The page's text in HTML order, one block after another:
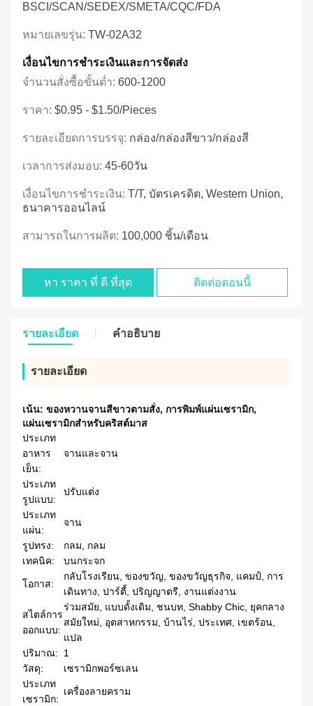
BSCI/SCAN/SEDEX/SMETA/CQC/FDA
หมายเลขรุ่น: TW-02A32
เงื่อนไขการชําระเงินและการจัดส่ง
จำนวนสั่งซื้อขั้นต่ำ: 600-1200
ราคา: $0.95 - $1.50/pieces
รายละเอียดการบรรจุ: กล่อง/กล่องสีขาว/กล่องสี
เวลาการส่งมอบ: 45-60วัน
เงื่อนไขการชำระเงิน: T/T, บัตรเครดิต, Western Union,
ธนาคารออนไลน์
สามารถในการผลิต: 100,000 ชิ้น/เดือน
หา ราคา ที่ ดี ที่สุด ติดต่อตอนนี้
รายละเอียด คําอธิบาย
รายละเอียด
เน้น: ของหวานจานสีขาวตามสั่ง, การพิมพ์แผ่นเซรามิก,
แผ่นเซรามิกสําหรับคริสต์มาส
ประเภท
อาหาร
เย็น:
จานและจาน
ประเภท
รูปแบบ:
ปรับแต่ง
ประเภท
แผ่น:
จาน
รูปทรง:
กลม, กลม
เทคนิค:
บนกระจก
โอกาส:
กลับโรงเรียน, ของขวัญ, ของขวัญธุรกิจ, แคมป์, การ
เดินทาง, ปาร์ตี้, ปริญญาตรี, งานแต่งงาน
สไตล์การ
ออกแบบ:
ร่วมสมัย, แบบดั้งเดิม, ชนบท, Shabby Chic, ยุคกลาง
สมัยใหม่, อุตสาหกรรม, บ้านไร่, ประเทศ, เขตร้อน,
แปล
ปริมาณ:
1
วัสดุ:
เซรามิกพอร์ซเลน
ประเภท
เซรามิก:
เครื่องลายคราม